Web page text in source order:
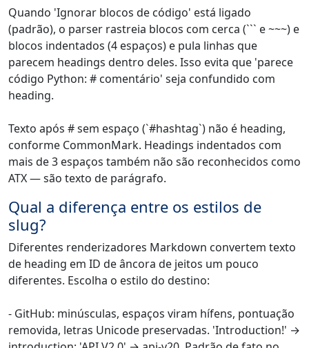
Quando 'Ignorar blocos de código' está ligado
(padrão), o parser rastreia blocos com cerca (``` e ~~~) e
blocos indentados (4 espaços) e pula linhas que
parecem headings dentro deles. Isso evita que 'parece
código Python: # comentário' seja confundido com
heading.
Texto após # sem espaço (`#hashtag`) não é heading,
conforme CommonMark. Headings indentados com
mais de 3 espaços também não são reconhecidos como
ATX — são texto de parágrafo.
Qual a diferença entre os estilos de
slug?
Diferentes renderizadores Markdown convertem texto
de heading em ID de âncora de jeitos um pouco
diferentes. Escolha o estilo do destino:
- GitHub: minúsculas, espaços viram hífens, pontuação
removida, letras Unicode preservadas. 'Introduction!' →